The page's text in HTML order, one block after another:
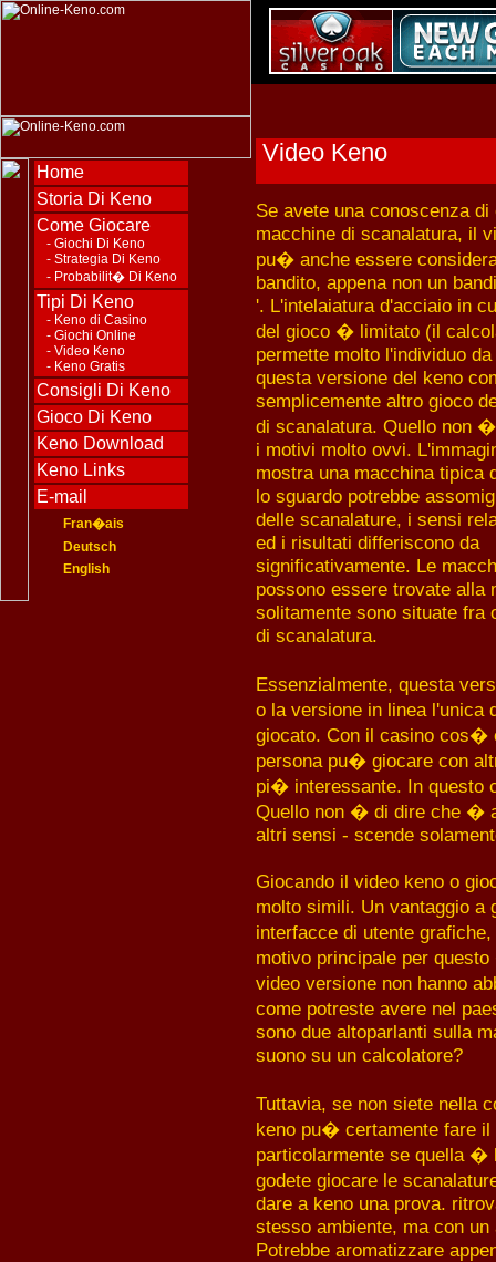
Home
Storia Di Keno
Come Giocare
- Giochi Di Keno
- Strategia Di Keno
- Probabilit� Di Keno
Tipi Di Keno
- Keno di Casino
- Giochi Online
- Video Keno
- Keno Gratis
Consigli Di Keno
Gioco Di Keno
Keno Download
Keno Links
E-mail
Fran�ais
Deutsch
English
Video Keno
Se avete una conoscenza di
macchine di scanalatura, il
pu� anche essere
bandito, appena non un
'. L'intelaiatura d'acciaio in
del gioco � limitato (il
permette molto l'individuo
questa versione del keno
semplicemente altro gioco
di scanalatura. Quello non
i motivi molto ovvi.
mostra una macchina tipica
lo sguardo potrebbe
delle scanalature, i sensi
ed i risultati differiscono da
significativamente. Le
possono essere trovate alla
solitamente sono situate fra
di scanalatura.
Essenzialmente, questa
o la versione in linea
giocato. Con il casino cos�
persona pu� giocare con
pi� interessante. In questo
Quello non � di dire che �
altri sensi - scende
Giocando il video keno o
molto simili. Un vantaggio
interfacce di utente
motivo principale per
video versione non hanno
come potreste avere nel
sono due altoparlanti sulla
suono su un calcolatore?
Tuttavia, se non siete nella
keno pu� certamente fare
particolarmente se quella �
godete giocare le
dare a keno una prova.
stesso ambiente, ma con
Potrebbe aromatizzare